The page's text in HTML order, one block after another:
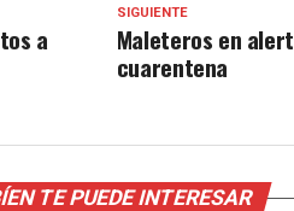
SIGUIENTE
Maleteros en
cuarentena
a
TE PUEDE INTERESAR